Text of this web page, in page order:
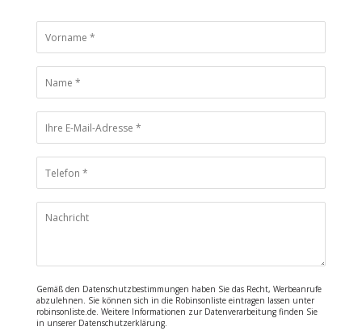
Gemäß den Datenschutzbestimmungen haben Sie das Recht, Werbeanrufe
abzulehnen. Sie können sich in die Robinsonliste eintragen lassen unter
robinsonliste.de. Weitere Informationen zur Datenverarbeitung finden Sie
in unserer Datenschutzerklärung.